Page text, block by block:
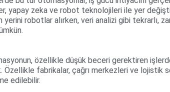
yapay zeka ve robot teknolojileri ile yer
yerini robotlar alırken, veri analizi gibi tekrarlı,
özellikle düşük beceri gerektiren
Özellikle fabrikalar, çağrı merkezleri ve lojistik
edilebilir.